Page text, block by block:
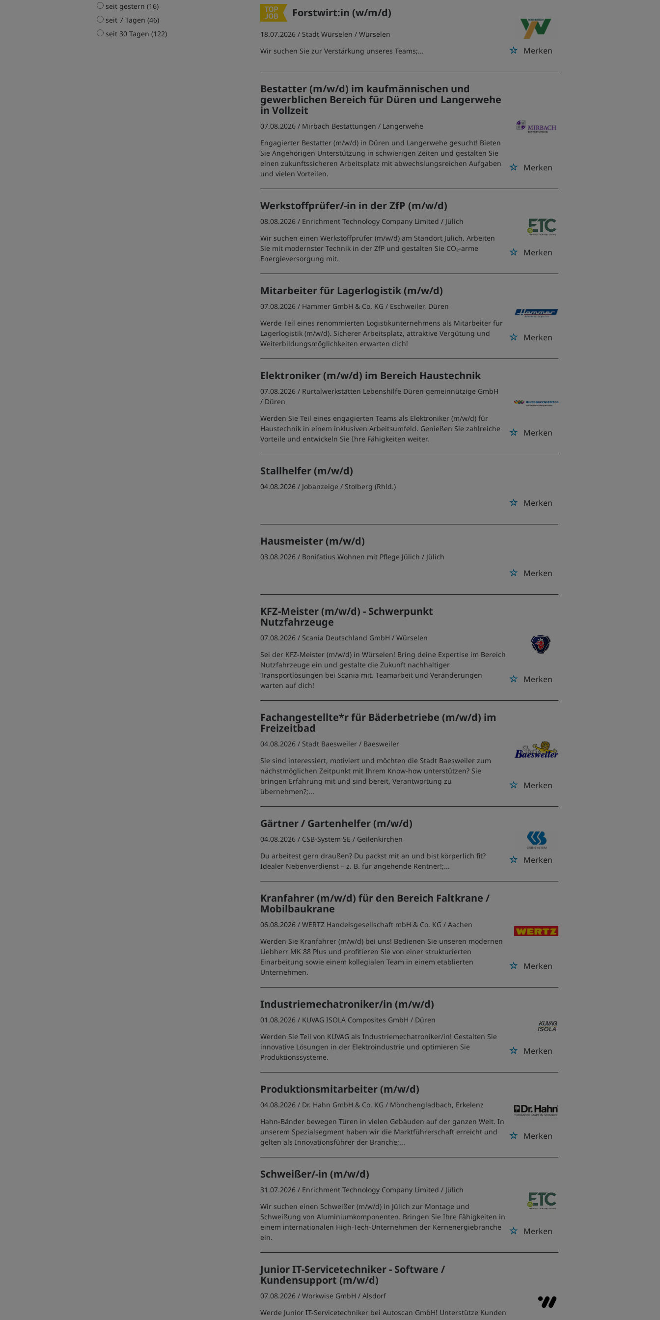
seit gestern (16)
seit 7 Tagen (46)
seit 30 Tagen (122)
Forstwirt:in (w/m/d)
Merken
18.07.2026 / Stadt Würselen / Würselen
Wir suchen Sie zur Verstärkung unseres Teams;...
Bestatter (m/w/d) im kaufmännischen und
gewerblichen Bereich für Düren und Langerwehe
in Vollzeit
Merken
07.08.2026 / Mirbach Bestattungen / Langerwehe
Engagierter Bestatter (m/w/d) in Düren und Langerwehe gesucht! Bieten
Sie Angehörigen Unterstützung in schwierigen Zeiten und gestalten Sie
einen zukunftssicheren Arbeitsplatz mit abwechslungsreichen Aufgaben
und vielen Vorteilen.
Werkstoffprüfer/-in in der ZfP (m/w/d)
Merken
08.08.2026 / Enrichment Technology Company Limited / Jülich
Wir suchen einen Werkstoffprüfer (m/w/d) am Standort Jülich. Arbeiten
Sie mit modernster Technik in der ZfP und gestalten Sie CO₂-arme
Energieversorgung mit.
Mitarbeiter für Lagerlogistik (m/w/d)
Merken
07.08.2026 / Hammer GmbH & Co. KG / Eschweiler, Düren
Werde Teil eines renommierten Logistikunternehmens als Mitarbeiter für
Lagerlogistik (m/w/d). Sicherer Arbeitsplatz, attraktive Vergütung und
Weiterbildungsmöglichkeiten erwarten dich!
Elektroniker (m/w/d) im Bereich Haustechnik
Merken
07.08.2026 / Rurtalwerkstätten Lebenshilfe Düren gemeinnützige GmbH
/ Düren
Werden Sie Teil eines engagierten Teams als Elektroniker (m/w/d) für
Haustechnik in einem inklusiven Arbeitsumfeld. Genießen Sie zahlreiche
Vorteile und entwickeln Sie Ihre Fähigkeiten weiter.
Stallhelfer (m/w/d)
Merken
04.08.2026 / Jobanzeige / Stolberg (Rhld.)
Hausmeister (m/w/d)
Merken
03.08.2026 / Bonifatius Wohnen mit Pflege Jülich / Jülich
KFZ-Meister (m/w/d) - Schwerpunkt
Nutzfahrzeuge
Merken
07.08.2026 / Scania Deutschland GmbH / Würselen
Sei der KFZ-Meister (m/w/d) in Würselen! Bring deine Expertise im Bereich
Nutzfahrzeuge ein und gestalte die Zukunft nachhaltiger
Transportlösungen bei Scania mit. Teamarbeit und Veränderungen
warten auf dich!
Fachangestellte*r für Bäderbetriebe (m/w/d) im
Freizeitbad
Merken
04.08.2026 / Stadt Baesweiler / Baesweiler
Sie sind interessiert, motiviert und möchten die Stadt Baesweiler zum
nächstmöglichen Zeitpunkt mit Ihrem Know-how unterstützen? Sie
bringen Erfahrung mit und sind bereit, Verantwortung zu
übernehmen?;...
Gärtner / Gartenhelfer (m/w/d)
Merken
04.08.2026 / CSB-System SE / Geilenkirchen
Du arbeitest gern draußen? Du packst mit an und bist körperlich fit?
Idealer Nebenverdienst – z. B. für angehende Rentner!;...
Kranfahrer (m/w/d) für den Bereich Faltkrane /
Mobilbaukrane
Merken
06.08.2026 /WERTZ Handelsgesellschaft mbH & Co. KG / Aachen
Werden Sie Kranfahrer (m/w/d) bei uns! Bedienen Sie unseren modernen
Liebherr MK 88 Plus und profitieren Sie von einer strukturierten
Einarbeitung sowie einem kollegialen Team in einem etablierten
Unternehmen.
Industriemechatroniker/in (m/w/d)
Merken
01.08.2026 / KUVAG ISOLA Composites GmbH / Düren
Werden Sie Teil von KUVAG als Industriemechatroniker/in! Gestalten Sie
innovative Lösungen in der Elektroindustrie und optimieren Sie
Produktionssysteme.
Produktionsmitarbeiter (m/w/d)
Merken
04.08.2026 / Dr. Hahn GmbH & Co. KG / Mönchengladbach, Erkelenz
Hahn-Bänder bewegen Türen in vielen Gebäuden auf der ganzen Welt. In
unserem Spezialsegment haben wir die Marktführerschaft erreicht und
gelten als Innovationsführer der Branche;...
Schweißer/-in (m/w/d)
Merken
31.07.2026 / Enrichment Technology Company Limited / Jülich
Wir suchen einen Schweißer (m/w/d) in Jülich zur Montage und
Schweißung von Aluminiumkomponenten. Bringen Sie Ihre Fähigkeiten in
einem internationalen High-Tech-Unternehmen der Kernenergiebranche
ein.
Junior IT-Servicetechniker - Software /
Kundensupport (m/w/d)
07.08.2026 /Workwise GmbH / Alsdorf
Werde Junior IT-Servicetechniker bei Autoscan GmbH! Unterstütze Kunden